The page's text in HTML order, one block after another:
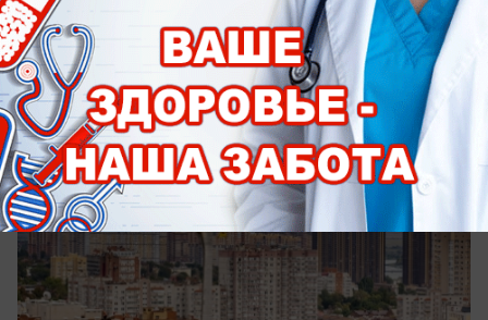
Формальдегид в атмосфере превысил норму
более чем в 12 раз — это худший показатель по
региону